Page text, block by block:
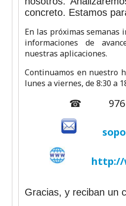
concreto. Estamos
En las próximas semanas
informaciones de
nuestras aplicaciones.
Continuamos en nuestro
lunes a viernes, de 8:30 a
☎ 976 46
http://
Gracias, y reciban un